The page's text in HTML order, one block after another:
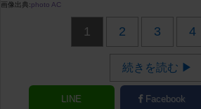
画像出典:photo AC
1 2 3 4
続きを読む ▶
LINE Facebook